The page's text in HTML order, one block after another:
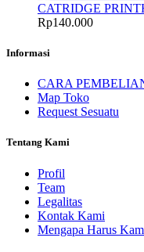
CATRIDGE
Rp140.000
Informasi
CARA
Map Toko
Request Sesuatu
Tentang Kami
Profil
Team
Legalitas
Kontak Kami
Mengapa Harus